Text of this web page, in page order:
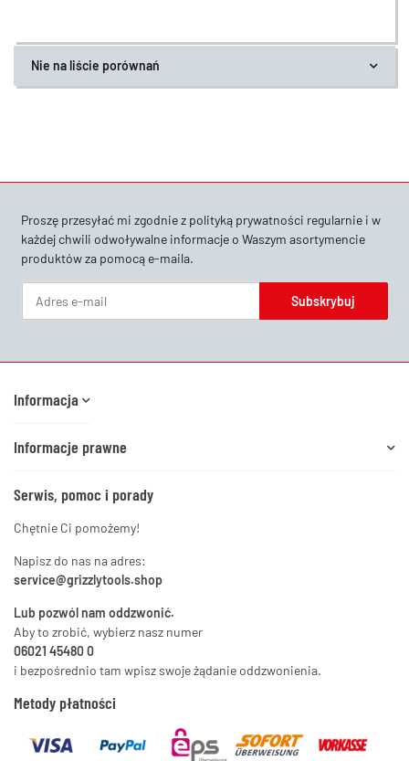
Nie na liście porównań
Proszę przesyłać mi zgodnie z polityką prywatności regularnie i w
każdej chwili odwoływalne informacje o Waszym asortymencie
produktów za pomocą e-maila.
Subskrybuj
Informacja
Informacje prawne
Serwis, pomoc i porady
Chętnie Ci pomożemy!
Napisz do nas na adres:
service@grizzlytools.shop
Lub pozwól nam oddzwonić.
Aby to zrobić, wybierz nasz numer
06021 45480 0
i bezpośrednio tam wpisz swoje żądanie oddzwonienia.
Metody płatności